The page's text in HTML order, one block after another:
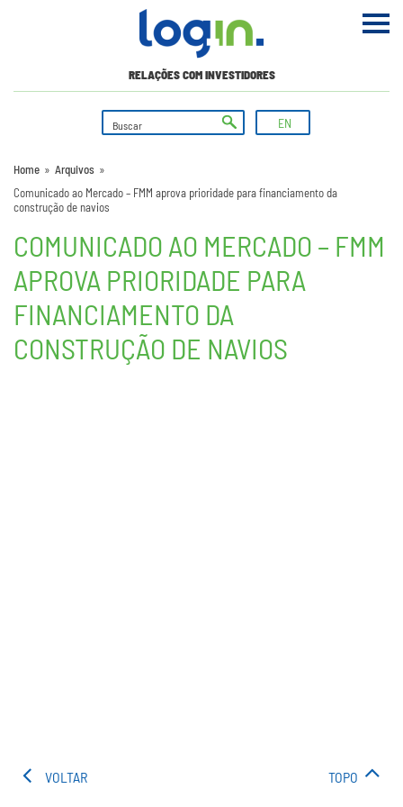
RELAÇÕES COM INVESTIDORES
EN
Home » Arquivos »
Comunicado ao Mercado – FMM aprova prioridade para financiamento da
construção de navios
COMUNICADO AO MERCADO – FMM
APROVA PRIORIDADE PARA
FINANCIAMENTO DA
CONSTRUÇÃO DE NAVIOS
VOLTAR TOPO